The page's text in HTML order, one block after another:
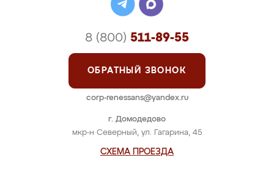
г. Домодедово
мкр-н Северный, ул. Гагарина, 45
СХЕМА ПРОЕЗДА
8 (800) 511-89-55
ОБРАТНЫЙ ЗВОНОК
corp-renessans@yandex.ru